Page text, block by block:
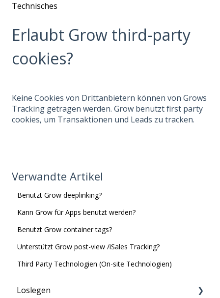
Technisches
Erlaubt Grow third-party
cookies?
Keine Cookies von Drittanbietern können von Grows
Tracking getragen werden. Grow benutzt first party
cookies, um Transaktionen und Leads zu tracken.
Verwandte Artikel
Benutzt Grow deeplinking?
Kann Grow für Apps benutzt werden?
Benutzt Grow container tags?
Unterstützt Grow post-view /iSales Tracking?
Third Party Technologien (On-site Technologien)
Loslegen